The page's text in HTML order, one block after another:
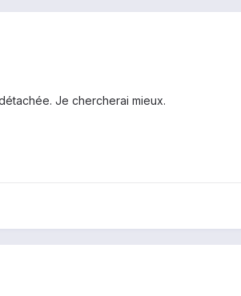
Je chercherai mieux.